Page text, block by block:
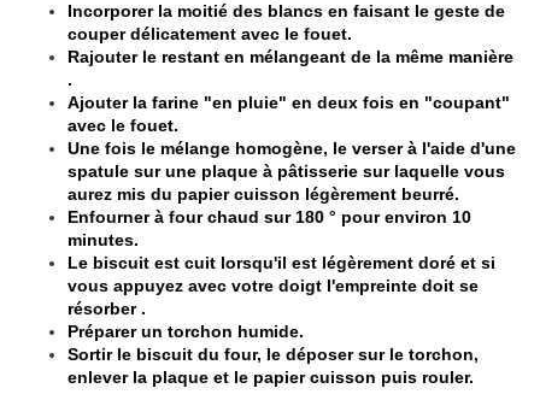
Incorporer la moitié des blancs en faisant le geste de
couper délicatement avec le fouet.
Rajouter le restant en mélangeant de la même manière
.
Ajouter la farine "en pluie" en deux fois en "coupant"
avec le fouet.
Une fois le mélange homogène, le verser à l'aide d'une
spatule sur une plaque à pâtisserie sur laquelle vous
aurez mis du papier cuisson légèrement beurré.
Enfourner à four chaud sur 180 ° pour environ 10
minutes.
Le biscuit est cuit lorsqu'il est légèrement doré et si
vous appuyez avec votre doigt l'empreinte doit se
résorber .
Préparer un torchon humide.
Sortir le biscuit du four, le déposer sur le torchon,
enlever la plaque et le papier cuisson puis rouler.